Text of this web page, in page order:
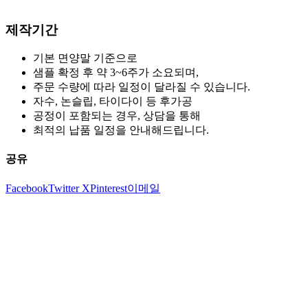
제작기간
기본 면양말 기준으로
샘플 확정 후 약 3~6주가 소요되며,
주문 수량에 따라 일정이 달라질 수 있습니다.
자수, 논슬립, 타이다이 등 후가공
공정이 포함되는 경우, 상담을 통해
최적의 납품 일정을 안내해드립니다.
공유
FacebookTwitter XPinterest이메일